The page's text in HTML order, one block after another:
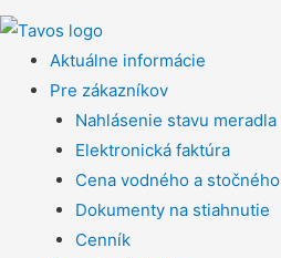
Aktuálne informácie
Pre zákazníkov
Nahlásenie stavu meradla
Elektronická faktúra
Cena vodného a stočného
Dokumenty na stiahnutie
Cenník